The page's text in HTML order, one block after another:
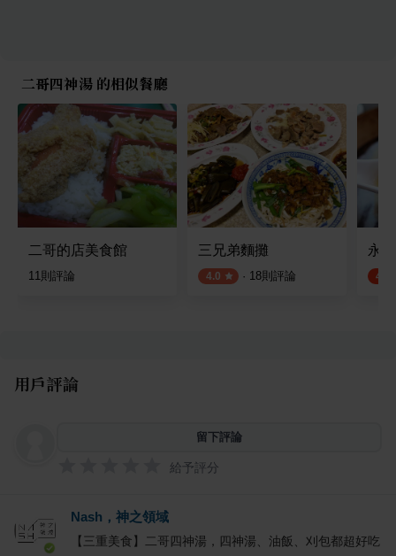
二哥四神湯 的相似餐廳
二哥的店美食館
11則評論
三兄弟麵攤
4.0 · 18則評論
永
4.5
用戶評論
留下評論
給予評分
Nash，神之領域
【三重美食】二哥四神湯，四神湯、油飯、刈包都超好吃